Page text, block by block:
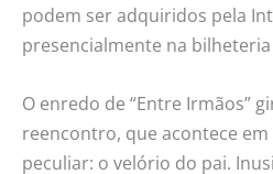
podem ser adquiridos pela
presencialmente na
O enredo de “Entre Irmãos”
reencontro, que acontece
peculiar: o velório do pai.